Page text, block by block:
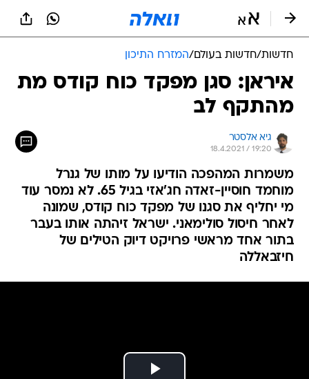
חדשות/חדשות בעולם/המזרח התיכון
איראן: סגן מפקד כוח קודס מת
מהתקף לב
גיא אלסטר
18.4.2021 / 19:20
משמרות המהפכה הודיעו על מותו של גנרל
מוחמד חוסיין-זאדה חג'אזי בגיל 65. לא נמסר עוד
מי יחליף את סגנו של מפקד כוח קודס, שמונה
לאחר חיסול סולימאני. ישראל זיהתה אותו בעבר
בתור אחד מראשי פרויקט דיוק הטילים של
חיזבאללה